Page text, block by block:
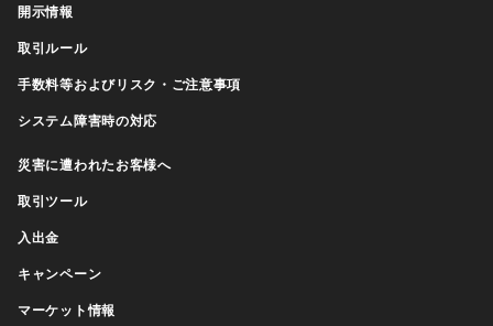
開示情報
取引ルール
手数料等およびリスク・ご注意事項
システム障害時の対応
災害に遭われたお客様へ
取引ツール
入出金
キャンペーン
マーケット情報